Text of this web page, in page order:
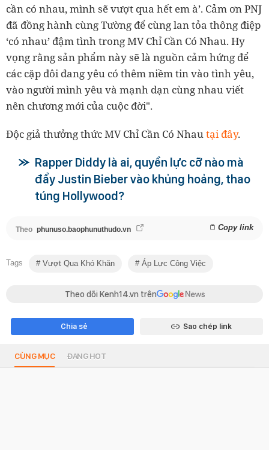
cần có nhau, mình sẽ vượt qua hết em à’. Cảm ơn PNJ
đã đồng hành cùng Tường để cùng lan tỏa thông điệp
‘có nhau’ đậm tình trong MV Chỉ Cần Có Nhau. Hy
vọng rằng sản phẩm này sẽ là nguồn cảm hứng để
các cặp đôi đang yêu có thêm niềm tin vào tình yêu,
vào người mình yêu và mạnh dạn cùng nhau viết
nên chương mới của cuộc đời".
Độc giả thưởng thức MV Chỉ Cần Có Nhautại đây.
Rapper Diddy là ai, quyền lực cỡ nào mà
đẩy Justin Bieber vào khủng hoảng, thao
túng Hollywood?
Theo phunuso.baophunuthudo.vn Copy link
Tags Vượt Qua Khó Khăn Áp Lực Công Việc
Theo dõi Kenh14.vn trên
Chia sẻ Sao chép link
CÙNG MỤC ĐANG HOT